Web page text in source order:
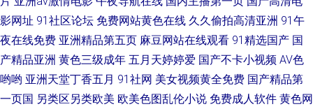
影网址 91社区论坛 免费网站黄色在线 久久偷拍高清亚洲 91午
夜在线免费 亚洲精品第五页 麻豆网站在线观看 91精选国产 国
产精品亚洲 黄色三级成年 五月天婷婷爱 国产不卡小视频 AV色
哟哟 亚洲天堂丁香五月 91社网 美女视频黄全免费 国产精品第
一页国 另类区另类欧美 欧美色图乱伦小说 免费成人软件 黄色网